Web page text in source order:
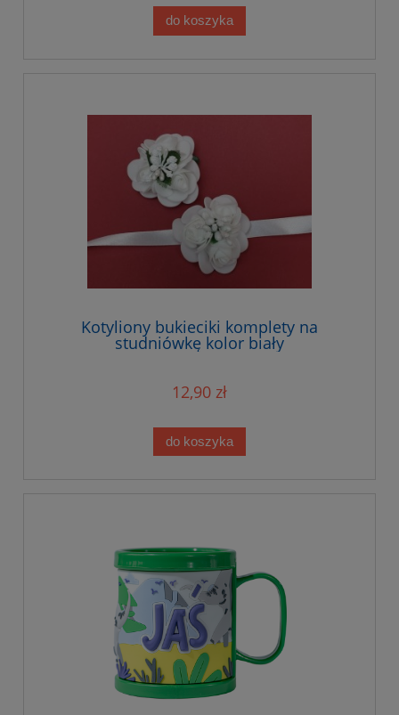
do koszyka
Kotyliony bukieciki komplety na
studniówkę kolor biały
12,90 zł
do koszyka